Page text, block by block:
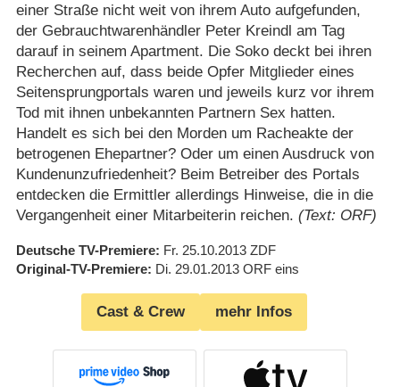
einer Straße nicht weit von ihrem Auto aufgefunden,
der Gebrauchtwarenhändler Peter Kreindl am Tag
darauf in seinem Apartment. Die Soko deckt bei ihren
Recherchen auf, dass beide Opfer Mitglieder eines
Seitensprungportals waren und jeweils kurz vor ihrem
Tod mit ihnen unbekannten Partnern Sex hatten.
Handelt es sich bei den Morden um Racheakte der
betrogenen Ehepartner? Oder um einen Ausdruck von
Kundenunzufriedenheit? Beim Betreiber des Portals
entdecken die Ermittler allerdings Hinweise, die in die
Vergangenheit einer Mitarbeiterin reichen. (Text: ORF)
Deutsche TV-Premiere Fr. 25.10.2013 ZDF
Original-TV-Premiere Di. 29.01.2013 ORF eins
Cast & Crew mehr Infos